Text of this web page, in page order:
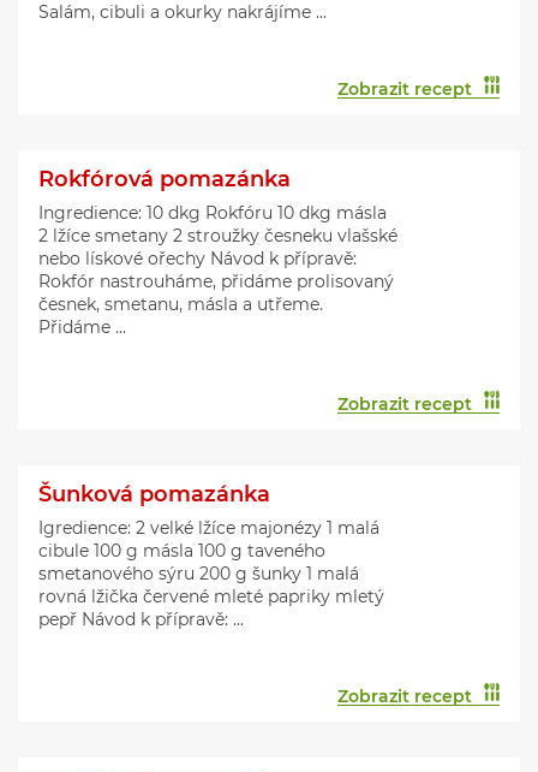
Salám, cibuli a okurky nakrájíme ...
Zobrazit recept
Rokfórová pomazánka
Ingredience: 10 dkg Rokfóru 10 dkg másla
2 lžíce smetany 2 stroužky česneku vlašské
nebo lískové ořechy Návod k přípravě:
Rokfór nastrouháme, přidáme prolisovaný
česnek, smetanu, másla a utřeme.
Přidáme ...
Zobrazit recept
Šunková pomazánka
Igredience: 2 velké lžíce majonézy 1 malá
cibule 100 g másla 100 g taveného
smetanového sýru 200 g šunky 1 malá
rovná lžička červené mleté papriky mletý
pepř Návod k přípravě: ...
Zobrazit recept